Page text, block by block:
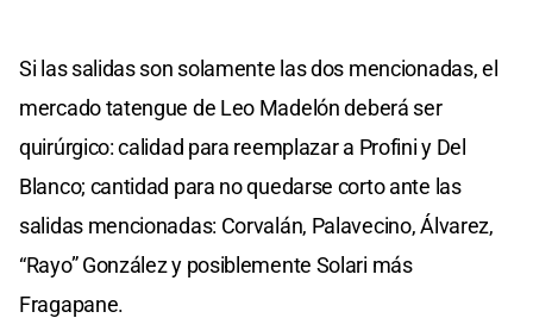
Si las salidas son solamente las dos mencionadas, el
mercado tatengue de Leo Madelón deberá ser
quirúrgico: calidad para reemplazar a Profini y Del
Blanco; cantidad para no quedarse corto ante las
salidas mencionadas: Corvalán, Palavecino, Álvarez,
“Rayo” González y posiblemente Solari más
Fragapane.